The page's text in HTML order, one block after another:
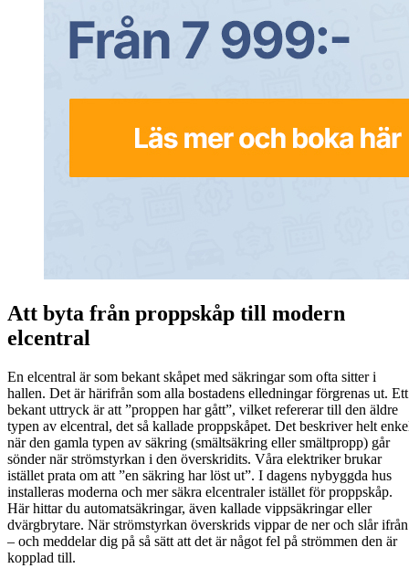
Att byta från proppskåp till modern
elcentral
En elcentral är som bekant skåpet med säkringar som ofta sitter i
hallen. Det är härifrån som alla bostadens elledningar förgrenas ut. Ett
bekant uttryck är att ”proppen har gått”, vilket refererar till den äldre
typen av elcentral, det så kallade proppskåpet. Det beskriver helt
när den gamla typen av säkring (smältsäkring eller smältpropp) går
sönder när strömstyrkan i den överskridits. Våra elektriker brukar
istället prata om att ”en säkring har löst ut”. I dagens nybyggda hus
installeras moderna och mer säkra elcentraler istället för proppskåp.
Här hittar du automatsäkringar, även kallade vippsäkringar eller
dvärgbrytare. När strömstyrkan överskrids vippar de ner och slår ifrån
– och meddelar dig på så sätt att det är något fel på strömmen den är
kopplad till.